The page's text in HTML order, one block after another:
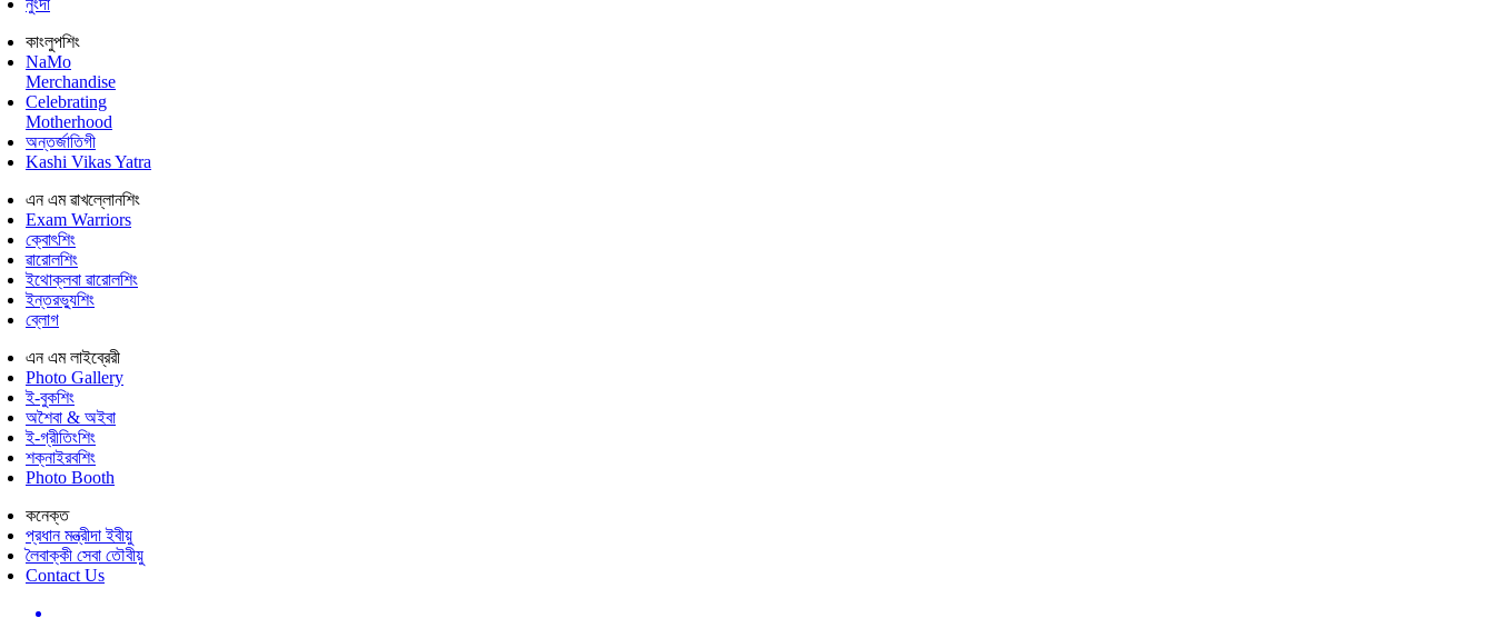
নুংদা
কাংলুপশিং
NaMo
Merchandise
Celebrating
Motherhood
অন্তর্জাতিগী
Kashi Vikas Yatra
এন এম ৱাখল্লোনশিং
Exam Warriors
ক্বোৎশিং
ৱারোলশিং
ইথোক্লবা ৱারোলশিং
ইন্তরভ্যুশিং
ব্লোগ
এন এম লাইব্রেরী
Photo Gallery
ই-বুকশিং
অশৈবা & অইবা
ই-গ্রীতিংশিং
শক্নাইরবশিং
Photo Booth
কনেক্ত
প্রধান মন্ত্রীদা ইবীয়ু
লৈবাক্কী সেবা তৌবীয়ু
Contact Us